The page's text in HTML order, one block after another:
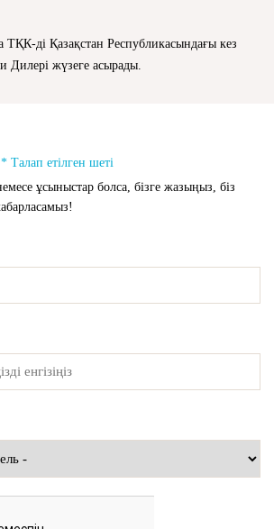
ді Қазақстан Республикасындағы кез
Дилері жүзеге асырады.
* Талап етілген шеті
ұсыныстар болса, бізге жазыңыз, біз